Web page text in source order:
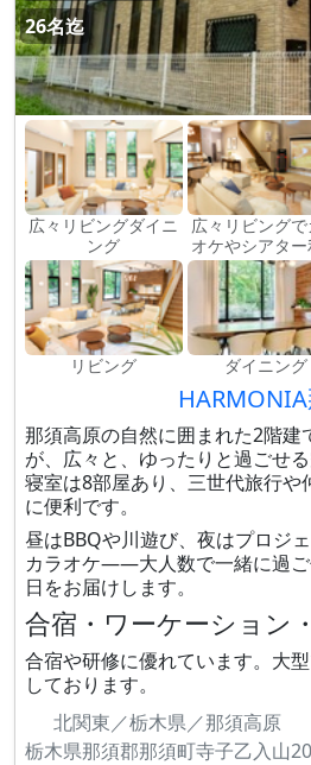
26名迄
広々リビングダイニ
ング
広々リビングで
オケやシアター
リビング ダイニング
那須高原の自然に囲まれた2階建
が、広々と、ゆったりと過ごせる
寝室は8部屋あり、三世代旅行や
に便利です。
昼はBBQや川遊び、夜はプロジ
カラオケ——大人数で一緒に過
日をお届けします。
合宿・ワーケーション
合宿や研修に優れています。大
しております。
北関東／栃木県／那須高原
栃木県那須郡那須町寺子乙入山